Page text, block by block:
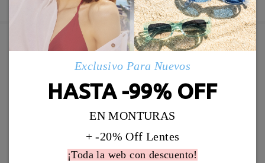
Deje su comentario
5-7 días laborales detalles
Enviado
5-7 días laborales
detalles
Marcos SimilaresExclusivo Para Nuevos
HASTA -99% OFF
EN MONTURAS
+ -20% Off Lentes
¡Toda la web con descuento!